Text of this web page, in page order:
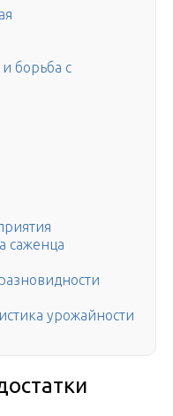
борьба с
саженца
урожайности